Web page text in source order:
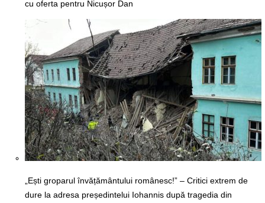
cu oferta pentru Nicușor Dan
„Ești groparul învățământului românesc!” – Critici extrem de
dure la adresa președintelui Iohannis după tragedia din